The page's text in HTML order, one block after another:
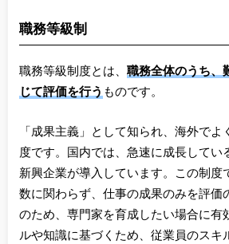
職務等級制
職務等級制度とは、 職務全体のうち、
じて評価を行う ものです。
「成果主義」として知られ、海外でよ
度です。国内では、急速に成長してい
新興企業が導入しています。この制度
数に関わらず、仕事の成果のみを評価
のため、専門家を育成したい場合に有
ルや知識に基づくため、従業員のスキ